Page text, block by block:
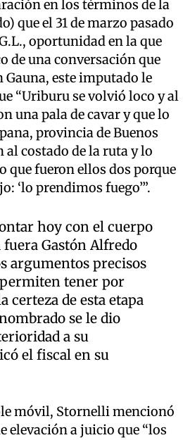
en los términos de la
que el 31 de marzo pasado
oportunidad en la que
de una conversación que
este imputado le
“Uriburu se volvió loco y al
una pala de cavar y que lo
provincia de Buenos
costado de la ruta y lo
que fueron ellos dos porque
‘lo prendimos fuego’”.
hoy con el cuerpo
Gastón Alfredo
argumentos precisos
tener por
certeza de esta etapa
se le dio
a su
el fiscal en su
móvil, Stornelli mencionó
elevación a juicio que “los